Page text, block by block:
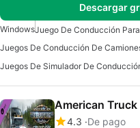
Descargar
WindowsJuego De Conducción
Juegos De Conducción De
American
4.3 De pago